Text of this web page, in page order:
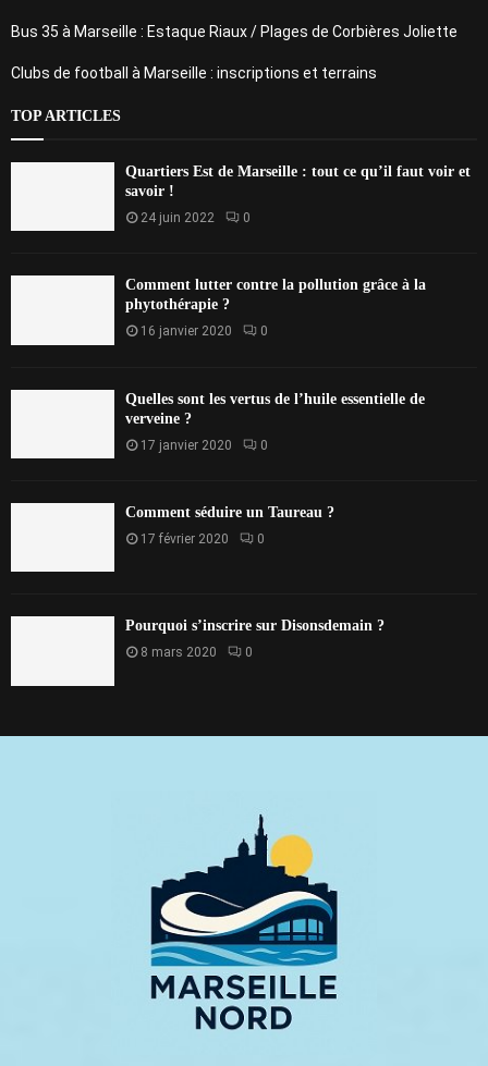
Bus 35 à Marseille : Estaque Riaux / Plages de Corbières Joliette
Clubs de football à Marseille : inscriptions et terrains
TOP ARTICLES
Quartiers Est de Marseille : tout ce qu’il faut voir et
savoir !
24 juin 2022 0
Comment lutter contre la pollution grâce à la
phytothérapie ?
16 janvier 2020 0
Quelles sont les vertus de l’huile essentielle de
verveine ?
17 janvier 2020 0
Comment séduire un Taureau ?
17 février 2020 0
Pourquoi s’inscrire sur Disonsdemain ?
8 mars 2020 0